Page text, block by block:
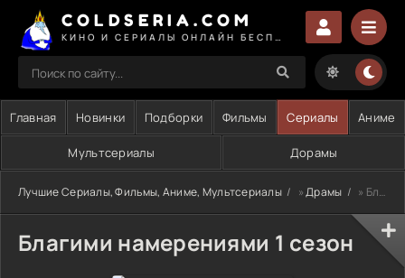
COLDSERIA.COM
Главная Новинки Подборки Фильмы Сериалы Аниме
Мультсериалы Дорамы
Лучшие Сериалы, Фильмы, Аниме, Мультсериалы »Драмы » Благими намерениями 1 сезон
Благими намерениями 1 сезон